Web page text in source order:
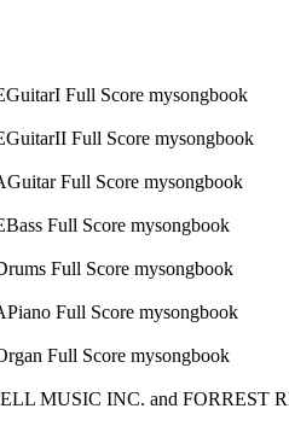
MUSIC INC. and